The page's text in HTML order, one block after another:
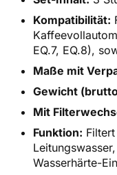
Kompatibilität:
EQ.7, EQ.8),
Maße mit
Gewicht
Mit
Funktion:
Wasserhärte-